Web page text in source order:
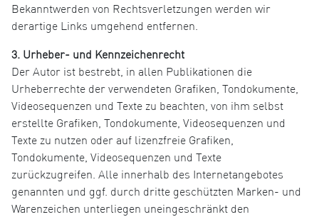
Bekanntwerden von Rechtsverletzungen werden wir
derartige Links umgehend entfernen.
3. Urheber- und Kennzeichenrecht
Der Autor ist bestrebt, in allen Publikationen die
Urheberrechte der verwendeten Grafiken, Tondokumente,
Videosequenzen und Texte zu beachten, von ihm selbst
erstellte Grafiken, Tondokumente, Videosequenzen und
Texte zu nutzen oder auf lizenzfreie Grafiken,
Tondokumente, Videosequenzen und Texte
zurückzugreifen. Alle innerhalb des Internetangebotes
genannten und ggf. durch dritte geschützten Marken- und
Warenzeichen unterliegen uneingeschränkt den